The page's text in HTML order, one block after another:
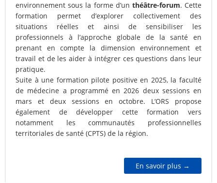
environnement sous la forme d’un théâtre-forum. Cette
formation permet d’explorer collectivement des
situations réelles et ainsi de sensibiliser les
professionnels à l’approche globale de la santé en
prenant en compte la dimension environnement et
travail et de les aider à intégrer ces questions dans leur
pratique.
Suite à une formation pilote positive en 2025, la faculté
de médecine a programmé en 2026 deux sessions en
mars et deux sessions en octobre. L’ORS propose
également de développer cette formation vers
notamment les communautés professionnelles
territoriales de santé (CPTS) de la région.
En savoir plus →